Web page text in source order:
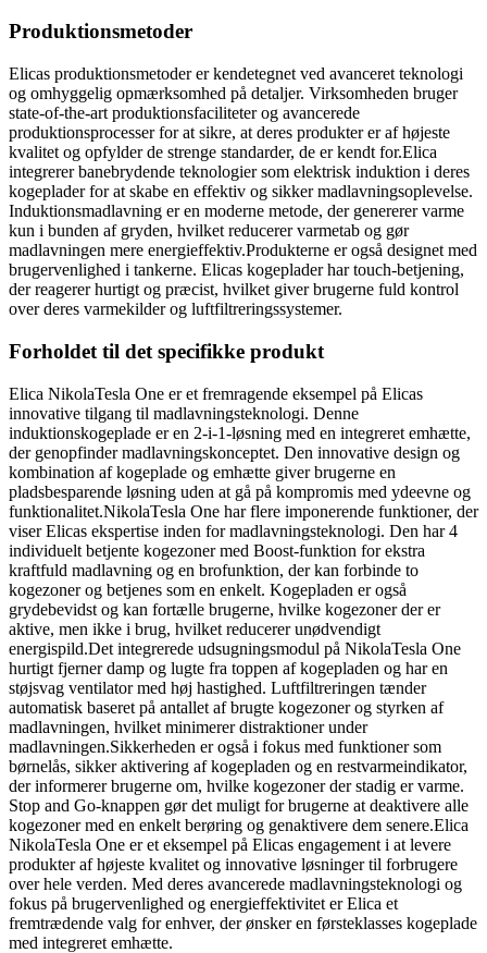
Produktionsmetoder
Elicas produktionsmetoder er kendetegnet ved avanceret teknologi
og omhyggelig opmærksomhed på detaljer. Virksomheden bruger
state-of-the-art produktionsfaciliteter og avancerede
produktionsprocesser for at sikre, at deres produkter er af højeste
kvalitet og opfylder de strenge standarder, de er kendt for.Elica
integrerer banebrydende teknologier som elektrisk induktion i deres
kogeplader for at skabe en effektiv og sikker madlavningsoplevelse.
Induktionsmadlavning er en moderne metode, der genererer varme
kun i bunden af gryden, hvilket reducerer varmetab og gør
madlavningen mere energieffektiv.Produkterne er også designet med
brugervenlighed i tankerne. Elicas kogeplader har touch-betjening,
der reagerer hurtigt og præcist, hvilket giver brugerne fuld kontrol
over deres varmekilder og luftfiltreringssystemer.
Forholdet til det specifikke produkt
Elica NikolaTesla One er et fremragende eksempel på Elicas
innovative tilgang til madlavningsteknologi. Denne
induktionskogeplade er en 2-i-1-løsning med en integreret emhætte,
der genopfinder madlavningskonceptet. Den innovative design og
kombination af kogeplade og emhætte giver brugerne en
pladsbesparende løsning uden at gå på kompromis med ydeevne og
funktionalitet.NikolaTesla One har flere imponerende funktioner, der
viser Elicas ekspertise inden for madlavningsteknologi. Den har 4
individuelt betjente kogezoner med Boost-funktion for ekstra
kraftfuld madlavning og en brofunktion, der kan forbinde to
kogezoner og betjenes som en enkelt. Kogepladen er også
grydebevidst og kan fortælle brugerne, hvilke kogezoner der er
aktive, men ikke i brug, hvilket reducerer unødvendigt
energispild.Det integrerede udsugningsmodul på NikolaTesla One
hurtigt fjerner damp og lugte fra toppen af kogepladen og har en
støjsvag ventilator med høj hastighed. Luftfiltreringen tænder
automatisk baseret på antallet af brugte kogezoner og styrken af
madlavningen, hvilket minimerer distraktioner under
madlavningen.Sikkerheden er også i fokus med funktioner som
børnelås, sikker aktivering af kogepladen og en restvarmeindikator,
der informerer brugerne om, hvilke kogezoner der stadig er varme.
Stop and Go-knappen gør det muligt for brugerne at deaktivere alle
kogezoner med en enkelt berøring og genaktivere dem senere.Elica
NikolaTesla One er et eksempel på Elicas engagement i at levere
produkter af højeste kvalitet og innovative løsninger til forbrugere
over hele verden. Med deres avancerede madlavningsteknologi og
fokus på brugervenlighed og energieffektivitet er Elica et
fremtrædende valg for enhver, der ønsker en førsteklasses kogeplade
med integreret emhætte.